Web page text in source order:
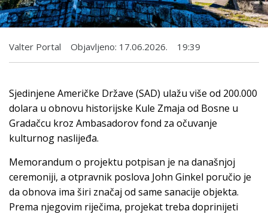
Valter Portal Objavljeno: 17.06.2026. 19:39
Sjedinjene Američke Države (SAD) ulažu više od 200.000
dolara u obnovu historijske Kule Zmaja od Bosne u
Gradačcu kroz Ambasadorov fond za očuvanje
kulturnog naslijeđa.
Memorandum o projektu potpisan je na današnjoj
ceremoniji, a otpravnik poslova John Ginkel poručio je
da obnova ima širi značaj od same sanacije objekta.
Prema njegovim riječima, projekat treba doprinijeti